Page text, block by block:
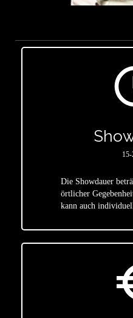
Die Showdauer
örtlicher
kann auch